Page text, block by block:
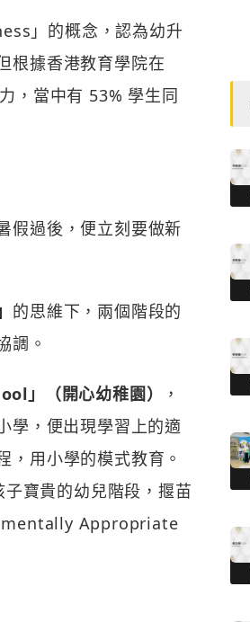
」的概念，認為幼升
根據香港教育學院在
，當中有 53% 學生同
假過後，便立刻要做新
的思維下，兩個階段的
調。
」（開心幼稚園）
，
學，便出現學習上的適
，用小學的模式教育。
子寶貴的幼兒階段，揠苗
Appropriate